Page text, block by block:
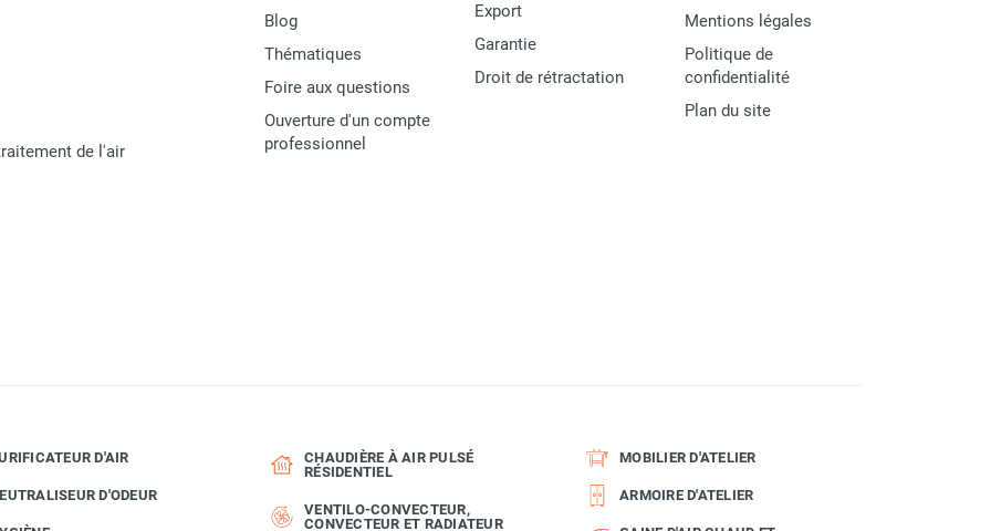
de l'air
Blog
Thématiques
Foire aux questions
Ouverture d'un compte
professionnel
Export
Garantie
Droit de rétractation
Mentions légales
Politique de
confidentialité
Plan du site
D'AIR
D'ODEUR
CHAUDIÈRE À AIR PULSÉ
RÉSIDENTIEL
VENTILO-CONVECTEUR,
CONVECTEUR ET RADIATEUR
MOBILIER D'ATELIER
ARMOIRE D'ATELIER